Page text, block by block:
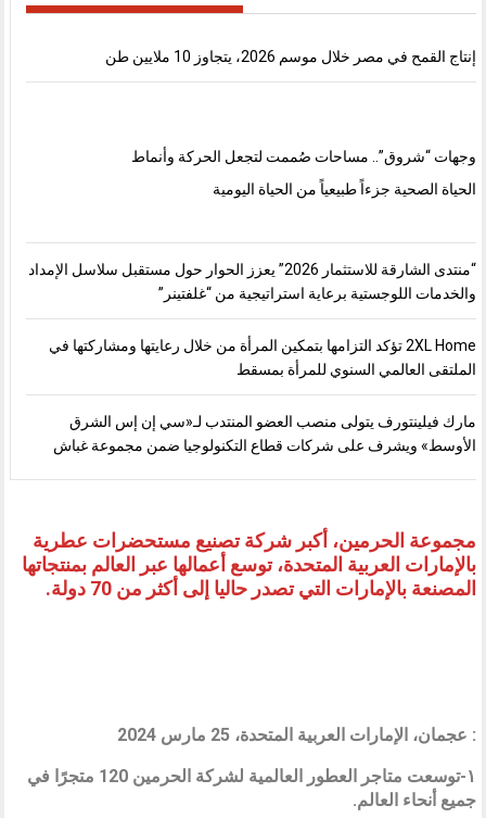
إنتاج القمح في مصر خلال موسم 2026، يتجاوز 10 ملايين طن
وجهات “شروق”.. مساحات صُممت لتجعل الحركة وأنماط
الحياة الصحية جزءاً طبيعياً من الحياة اليومية
“منتدى الشارقة للاستثمار 2026” يعزز الحوار حول مستقبل سلاسل الإمداد
والخدمات اللوجستية برعاية استراتيجية من “غلفتينر”
2XL Home تؤكد التزامها بتمكين المرأة من خلال رعايتها ومشاركتها في
الملتقى العالمي السنوي للمرأة بمسقط
مارك فيلينتورف يتولى منصب العضو المنتدب لـ«سي إن إس الشرق
الأوسط» ويشرف على شركات قطاع التكنولوجيا ضمن مجموعة غباش
مجموعة الحرمين، أكبر شركة تصنيع مستحضرات عطرية
بالإمارات العربية المتحدة، توسع أعمالها عبر العالم بمنتجاتها
المصنعة بالإمارات التي تصدر حاليا إلى أكثر من 70 دولة.
: عجمان، الإمارات العربية المتحدة، 25 مارس 2024
١-توسعت متاجر العطور العالمية لشركة الحرمين 120 متجرًا في
جميع أنحاء العالم.